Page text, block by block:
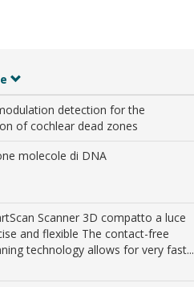
detection for the
of cochlear dead zones
molecole di DNA
Scanner 3D compatto a luce
and flexible The contact-free
technology allows for very fast...